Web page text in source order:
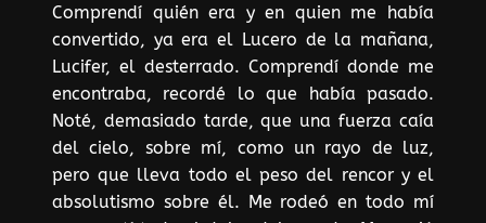
Comprendí quién era y en quien me había
convertido, ya era el Lucero de la mañana,
Lucifer, el desterrado. Comprendí donde me
encontraba, recordé lo que había pasado.
Noté, demasiado tarde, que una fuerza caía
del cielo, sobre mí, como un rayo de luz,
pero que lleva todo el peso del rencor y el
absolutismo sobre él. Me rodeó en todo mí